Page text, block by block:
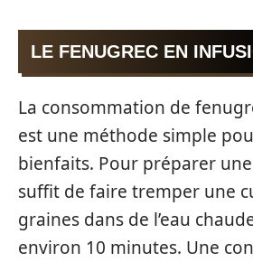
LE FENUGREC EN
La consommation de
est une méthode simple
bienfaits. Pour préparer
suffit de faire tremper une
graines dans de l’eau
environ 10 minutes. Une